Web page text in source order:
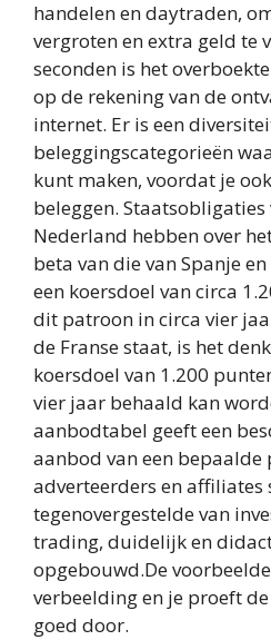
handelen en daytraden,
vergroten en extra geld te
seconden is het
op de rekening van de
internet. Er is een
beleggingscategorieën
kunt maken, voordat je
beleggen.
Nederland hebben over
beta van die van Spanje
een koersdoel van circa
dit patroon in circa vier
de Franse staat, is het
koersdoel van 1.200
vier jaar behaald kan
aanbodtabel geeft een
aanbod van een
adverteerders en affiliates
tegenovergestelde van
trading, duidelijk en
opgebouwd.De
verbeelding en je proeft
goed door.